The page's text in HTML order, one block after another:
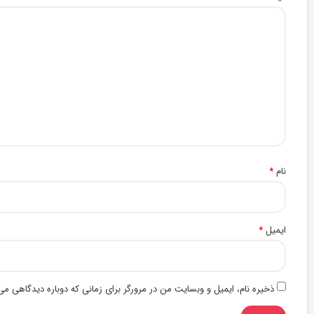
نام*
ایمیل*
ذخیره نام، ایمیل و وبسایت من در مرورگر برای زمانی که دوباره دیدگاهی